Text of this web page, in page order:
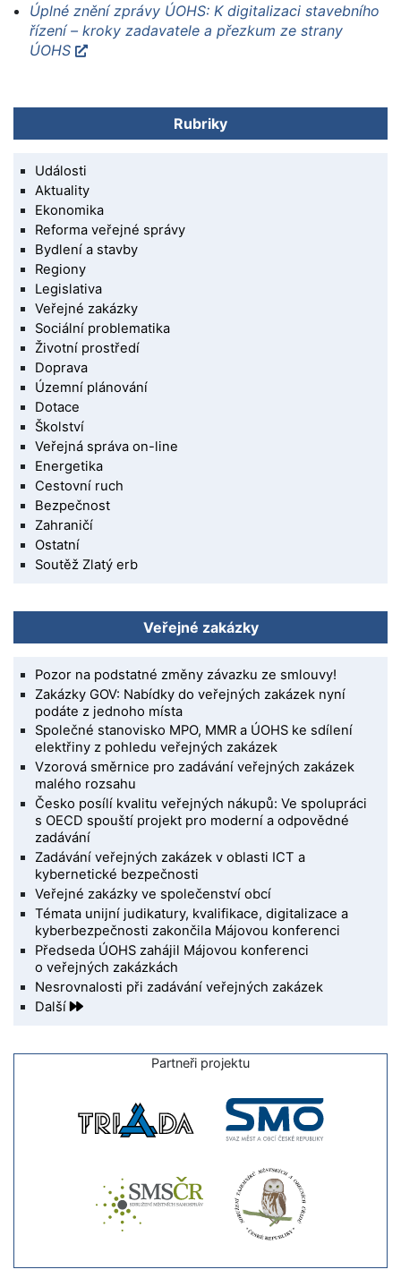
Úplné znění zprávy ÚOHS: K digitalizaci stavebního
řízení – kroky zadavatele a přezkum ze strany
ÚOHS
Rubriky
Události
Aktuality
Ekonomika
Reforma veřejné správy
Bydlení a stavby
Regiony
Legislativa
Veřejné zakázky
Sociální problematika
Životní prostředí
Doprava
Územní plánování
Dotace
Školství
Veřejná správa on-line
Energetika
Cestovní ruch
Bezpečnost
Zahraničí
Ostatní
Soutěž Zlatý erb
Veřejné zakázky
Pozor na podstatné změny závazku ze smlouvy!
Zakázky GOV: Nabídky do veřejných zakázek nyní
podáte z jednoho místa
Společné stanovisko MPO, MMR a ÚOHS ke sdílení
elektřiny z pohledu veřejných zakázek
Vzorová směrnice pro zadávání veřejných zakázek
malého rozsahu
Česko posílí kvalitu veřejných nákupů: Ve spolupráci
s OECD spouští projekt pro moderní a odpovědné
zadávání
Zadávání veřejných zakázek v oblasti ICT a
kybernetické bezpečnosti
Veřejné zakázky ve společenství obcí
Témata unijní judikatury, kvalifikace, digitalizace a
kyberbezpečnosti zakončila Májovou konferenci
Předseda ÚOHS zahájil Májovou konferenci
o veřejných zakázkách
Nesrovnalosti při zadávání veřejných zakázek
Další
Partneři projektu